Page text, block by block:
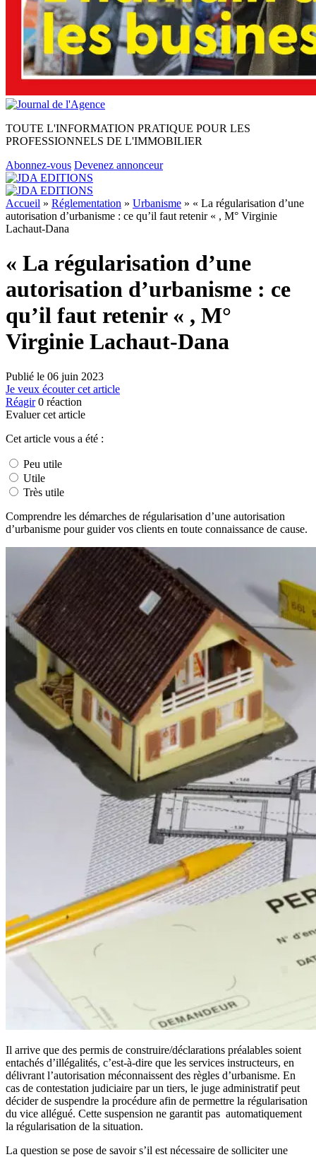
TOUTE L'INFORMATION PRATIQUE POUR LES
PROFESSIONNELS DE L'IMMOBILIER
Abonnez-vous Devenez annonceur
Accueil » Réglementation » Urbanisme » « La régularisation d’une
autorisation d’urbanisme : ce qu’il faut retenir « , M° Virginie
Lachaut-Dana
« La régularisation d’une
autorisation d’urbanisme : ce
qu’il faut retenir « , M°
Virginie Lachaut-Dana
Publié le 06 juin 2023
Je veux écouter cet article
Réagir 0 réaction
Evaluer cet article
Cet article vous a été :
Peu utile
Utile
Très utile
Comprendre les démarches de régularisation d’une autorisation
d’urbanisme pour guider vos clients en toute connaissance de cause.
Il arrive que des permis de construire/déclarations préalables soient
entachés d’illégalités, c’est-à-dire que les services instructeurs, en
délivrant l’autorisation méconnaissent des règles d’urbanisme. En
cas de contestation judiciaire par un tiers, le juge administratif peut
décider de suspendre la procédure afin de permettre la régularisation
du vice allégué. Cette suspension ne garantit pas automatiquement
la régularisation de la situation.
La question se pose de savoir s’il est nécessaire de solliciter une